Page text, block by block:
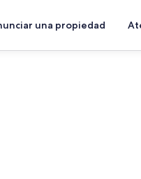
una propiedad